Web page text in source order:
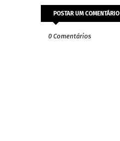
POSTAR UM COMENTÁRIO
0 Comentários